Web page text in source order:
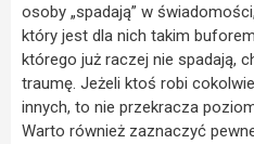
osoby „spadają” w
który jest dla nich takim
którego już raczej nie spadają,
traumę. Jeżeli ktoś robi
innych, to nie przekracza
Warto również zaznaczyć